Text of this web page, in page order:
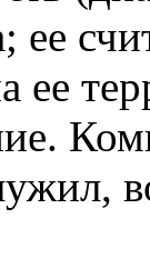
ее
ее